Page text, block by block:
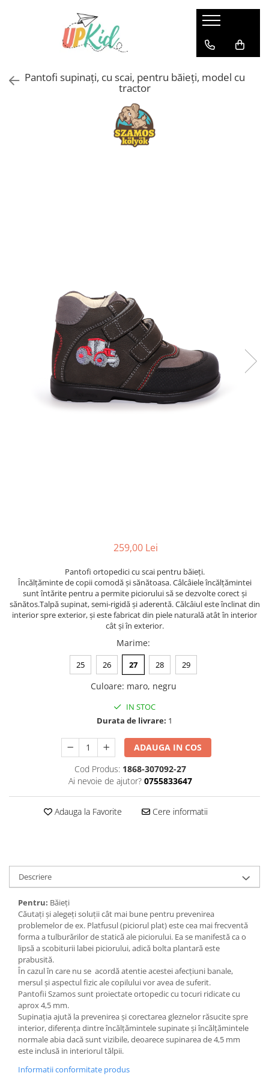
Pentru iarnă
GhetePantofi supinați, cu scai, pentru băieți, model cu
tractor
259,00 Lei
Pantofi ortopedici cu scai pentru băieți.
Încălțăminte de copii comodă și sănătoasa. Câlcâiele încălțămintei
sunt întărite pentru a permite piciorului să se dezvolte corect și
sănătos.Talpă supinat, semi-rigidă şi aderentă. Călcâiul este înclinat din
interior spre exterior, și este fabricat din piele naturală atât în interior
cât și în exterior.
Marime:
25 26 27 28 29
Culoare: maro, negru
IN STOC
Durata de livrare: 1
ADAUGA IN COS
Cod Produs: 1868-307092-27
Ai nevoie de ajutor? 0755833647
Adauga la Favorite Cere informatii
Descriere
Pentru: Băieți
Căutați și alegeți soluţii cât mai bune pentru prevenirea
problemelor de ex. Platfusul (piciorul plat) este cea mai frecventă
forma a tulburărilor de statică ale piciorului. Ea se manifestă ca o
lipsă a scobiturii labei piciorului, adică bolta plantară este
prabusită.
În cazul în care nu se acordă atentie acestei afecţiuni banale,
mersul şi aspectul fizic ale copilului vor avea de suferit.
Pantofii Szamos sunt proiectate ortopedic cu tocuri ridicate cu
aprox 4,5 mm.
Supinația ajută la prevenirea și corectarea gleznelor răsucite spre
interior, diferența dintre încălțămintele supinate și încălțămintele
normale abia dacă sunt vizibile, deoarece supinarea de 4,5 mm
este inclusă in interiorul tălpii.
Informatii conformitate produs